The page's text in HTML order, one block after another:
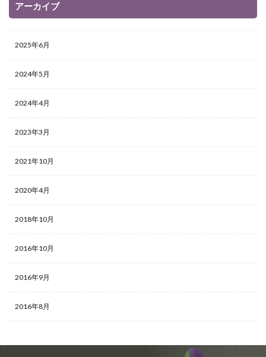
アーカイブ
2025年6月
2024年5月
2024年4月
2023年3月
2021年10月
2020年4月
2018年10月
2016年10月
2016年9月
2016年8月